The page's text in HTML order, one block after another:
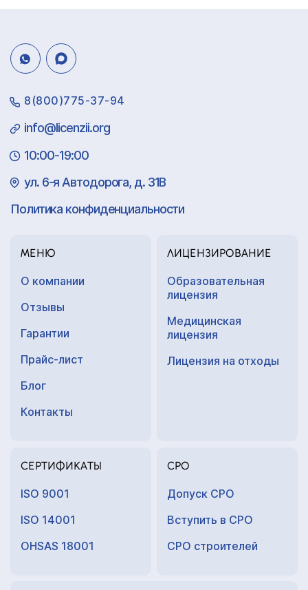
8(800)775-37-94
info@licenzii.org
10:00-19:00
ул. 6-я Автодорога, д. 31В
Политика конфиденциальности
МЕНЮ
О компании
Отзывы
Гарантии
Прайс-лист
Блог
Контакты
ЛИЦЕНЗИРОВАНИЕ
Образовательная
лицензия
Медицинская
лицензия
Лицензия на отходы
СЕРТИФИКАТЫ
ISO 9001
ISO 14001
OHSAS 18001
СРО
Допуск СРО
Вступить в СРО
СРО строителей